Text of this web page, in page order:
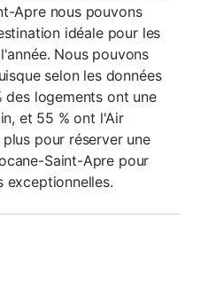
Apre nous pouvons
idéale pour les
Nous pouvons
selon les données
des logements ont une
et 55 % ont l'Air
pour réserver une
Saint-Apre pour
exceptionnelles.